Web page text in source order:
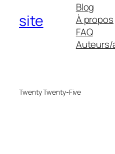
site
Blog
À propos
FAQ
Twenty Twenty-Five